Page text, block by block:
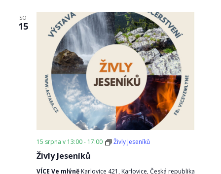
SO
15
Živly Jeseníků
15 srpna v 13:00- 17:00 Živly Jeseníků
VÍCE Ve mlýně Karlovice 421, Karlovice, Česká republika